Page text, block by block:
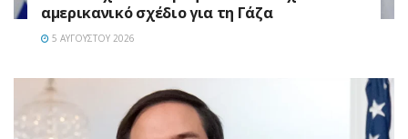
αμερικανικό σχέδιο για τη Γάζα
5 ΑΥΓΟΎΣΤΟΥ 2026